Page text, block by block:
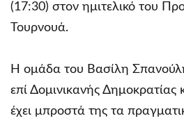
(17:30) στον ημιτελικό του
Τουρνουά.
Η ομάδα του Βασίλη
επί Δομινικανής Δημοκρατίας
έχει μπροστά της τα